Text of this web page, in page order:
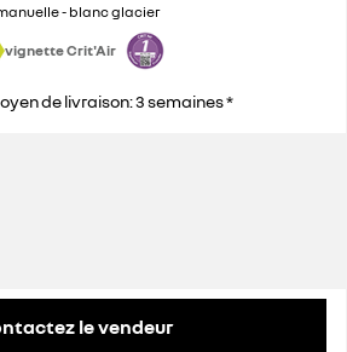
- blanc glacier
vignette Crit'Air
de livraison: 3 semaines *
le vendeur